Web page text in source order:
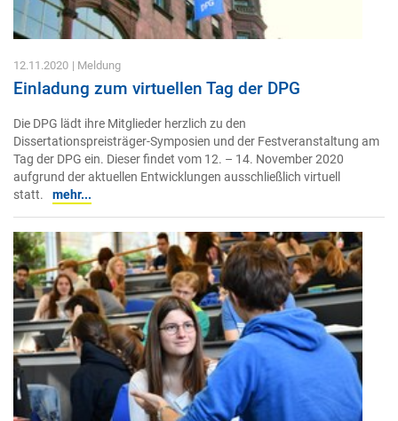
12.11.2020 | Meldung
Einladung zum virtuellen Tag der DPG
Die DPG lädt ihre Mitglieder herzlich zu den
Dissertationspreisträger-Symposien und der Festveranstaltung am
Tag der DPG ein. Dieser findet vom 12. – 14. November 2020
aufgrund der aktuellen Entwicklungen ausschließlich virtuell
statt.
mehr...